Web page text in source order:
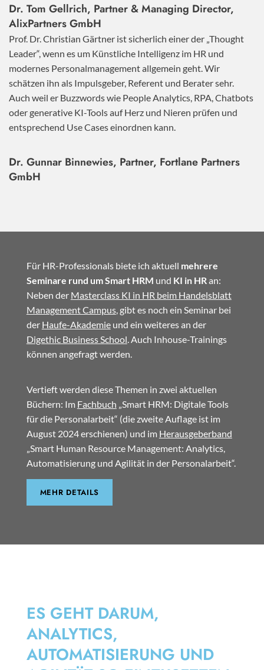
Dr. Tom Gellrich, Partner & Managing Director,
AlixPartners GmbH
Prof. Dr. Christian Gärtner ist sicherlich einer der „Thought
Leader“, wenn es um Künstliche Intelligenz im HR und
modernes Personalmanagement allgemein geht. Wir
schätzen ihn als Impulsgeber, Referent und Berater sehr.
Auch weil er Buzzwords wie People Analytics, RPA, Chatbots
oder generative KI-Tools auf Herz und Nieren prüfen und
entsprechend Use Cases einordnen kann.
Dr. Gunnar Binnewies, Partner, Fortlane Partners
GmbH
Für HR-Professionals biete ich aktuell mehrere
Seminare rund um Smart HRM und KI in HR an:
Neben der Masterclass KI in HR beim Handelsblatt
Management Campus, gibt es noch ein Seminar bei
der Haufe-Akademieund ein weiteres an der
Digethic Business School . Auch Inhouse-Trainings
können angefragt werden.
Vertieft werden diese Themen in zwei aktuellen
Büchern: Im Fachbuch „Smart HRM: Digitale Tools
für die Personalarbeit“ (die zweite Auflage ist im
August 2024 erschienen) und im Herausgeberband
„Smart Human Resource Management: Analytics,
Automatisierung und Agilität in der Personalarbeit“.
MEHR DETAILS
ES GEHT DARUM,
ANALYTICS,
AUTOMATISIERUNG UND